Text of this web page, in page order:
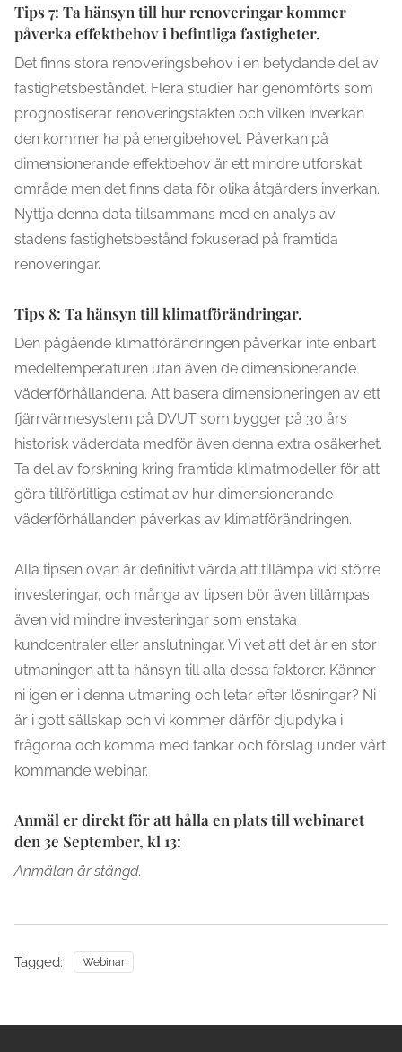
Tips 7: Ta hänsyn till hur renoveringar kommer
påverka effektbehov i befintliga fastigheter.
Det finns stora renoveringsbehov i en betydande del av
fastighetsbeståndet. Flera studier har genomförts som
prognostiserar renoveringstakten och vilken inverkan
den kommer ha på energibehovet. Påverkan på
dimensionerande effektbehov är ett mindre utforskat
område men det finns data för olika åtgärders inverkan.
Nyttja denna data tillsammans med en analys av
stadens fastighetsbestånd fokuserad på framtida
renoveringar.
Tips 8: Ta hänsyn till klimatförändringar.
Den pågående klimatförändringen påverkar inte enbart
medeltemperaturen utan även de dimensionerande
väderförhållandena. Att basera dimensioneringen av ett
fjärrvärmesystem på DVUT som bygger på 30 års
historisk väderdata medför även denna extra osäkerhet.
Ta del av forskning kring framtida klimatmodeller för att
göra tillförlitliga estimat av hur dimensionerande
väderförhållanden påverkas av klimatförändringen.
Alla tipsen ovan är definitivt värda att tillämpa vid större
investeringar, och många av tipsen bör även tillämpas
även vid mindre investeringar som enstaka
kundcentraler eller anslutningar. Vi vet att det är en stor
utmaningen att ta hänsyn till alla dessa faktorer. Känner
ni igen er i denna utmaning och letar efter lösningar? Ni
är i gott sällskap och vi kommer därför djupdyka i
frågorna och komma med tankar och förslag under vårt
kommande webinar.
Anmäl er direkt för att hålla en plats till webinaret
den 3e September, kl 13:
Anmälan är stängd.
Tagged: Webinar